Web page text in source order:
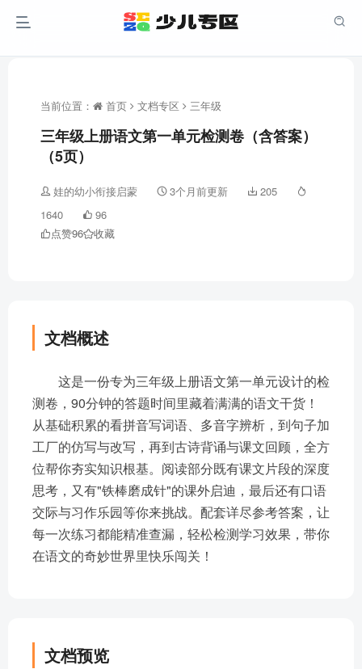
当前位置： 首页 文档专区 三年级
三年级上册语文第一单元检测卷（含答案）
（5页）
娃的幼小衔接启蒙 3个月前更新
205
1640
96
点赞96 收藏
文档概述
这是一份专为三年级上册语文第一单元设计的检
测卷，90分钟的答题时间里藏着满满的语文干货！
从基础积累的看拼音写词语、多音字辨析，到句子加
工厂的仿写与改写，再到古诗背诵与课文回顾，全方
位帮你夯实知识根基。阅读部分既有课文片段的深度
思考，又有"铁棒磨成针"的课外启迪，最后还有口语
交际与习作乐园等你来挑战。配套详尽参考答案，让
每一次练习都能精准查漏，轻松检测学习效果，带你
在语文的奇妙世界里快乐闯关！
文档预览